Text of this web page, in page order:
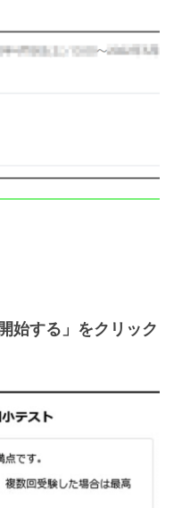
始する」をクリック